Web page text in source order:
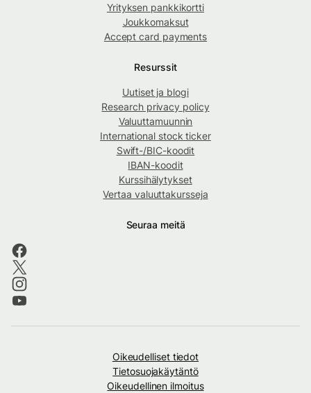
Yrityksen pankkikortti
Joukkomaksut
Accept card payments
Resurssit
Uutiset ja blogi
Research privacy policy
Valuuttamuunnin
International stock ticker
Swift-/BIC-koodit
IBAN-koodit
Kurssihälytykset
Vertaa valuuttakursseja
Seuraa meitä
Oikeudelliset tiedot
Tietosuojakäytäntö
Oikeudellinen ilmoitus